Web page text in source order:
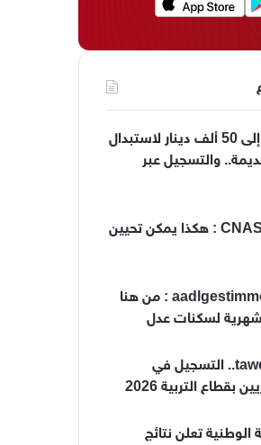
دعم حكومي يصل إلى 50 ألف دينار لاستبدال
والتسجيل عبر
الصندوق الوطني CNAS : هكذا يمكن تحيين
aadlgestimmo.dz/epayement : من هنا
لسكنات عدل
tawdif.education.dz.. التسجيل في
التربية 2026
الوطنية تعلن نتائج